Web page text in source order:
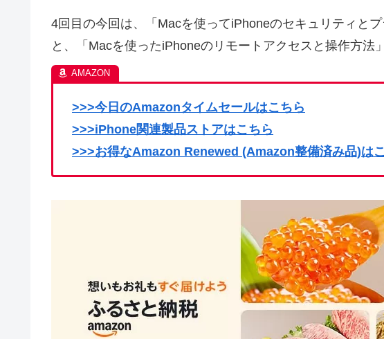
4回目の今回は、「 Macを使ってiPhoneのセキュリティと
と、「 Macを使ったiPhoneのリモートアクセスと操作方法
>>>今日のAmazonタイムセールはこちら
>>>iPhone関連製品ストアはこちら
>>>お得なAmazon Renewed (Amazon整備済み品)は